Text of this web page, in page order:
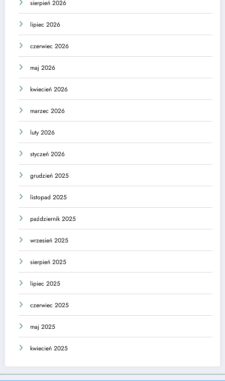
sierpień 2026
lipiec 2026
czerwiec 2026
maj 2026
kwiecień 2026
marzec 2026
luty 2026
styczeń 2026
grudzień 2025
listopad 2025
październik 2025
wrzesień 2025
sierpień 2025
lipiec 2025
czerwiec 2025
maj 2025
kwiecień 2025